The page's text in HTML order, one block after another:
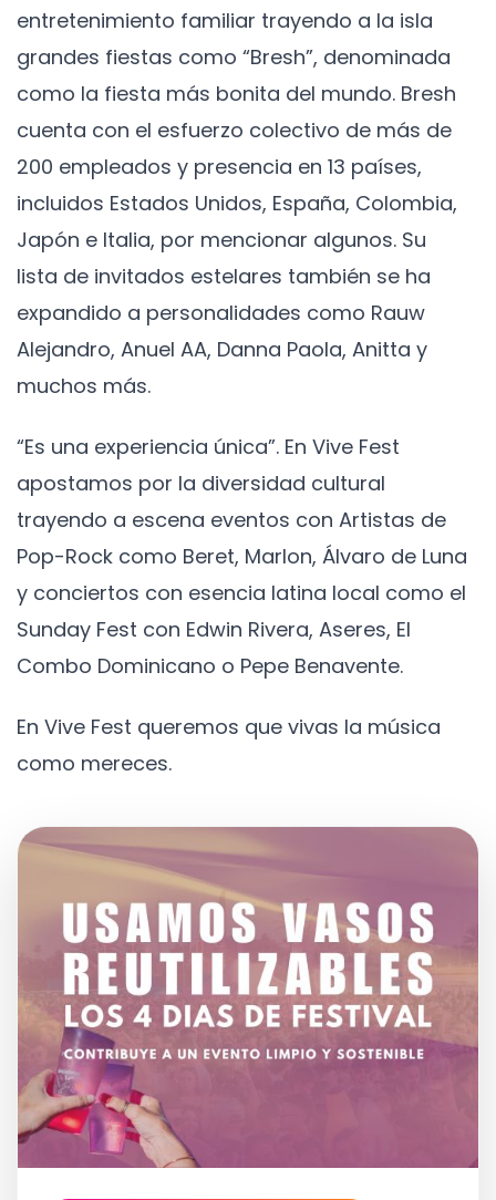
entretenimiento familiar trayendo a la isla
grandes fiestas como “Bresh”, denominada
como la fiesta más bonita del mundo. Bresh
cuenta con el esfuerzo colectivo de más de
200 empleados y presencia en 13 países,
incluidos Estados Unidos, España, Colombia,
Japón e Italia, por mencionar algunos. Su
lista de invitados estelares también se ha
expandido a personalidades como Rauw
Alejandro, Anuel AA, Danna Paola, Anitta y
muchos más.
“Es una experiencia única”. En Vive Fest
apostamos por la diversidad cultural
trayendo a escena eventos con Artistas de
Pop-Rock como Beret, Marlon, Álvaro de Luna
y conciertos con esencia latina local como el
Sunday Fest con Edwin Rivera, Aseres, El
Combo Dominicano o Pepe Benavente.
En Vive Fest queremos que vivas la música
como mereces.